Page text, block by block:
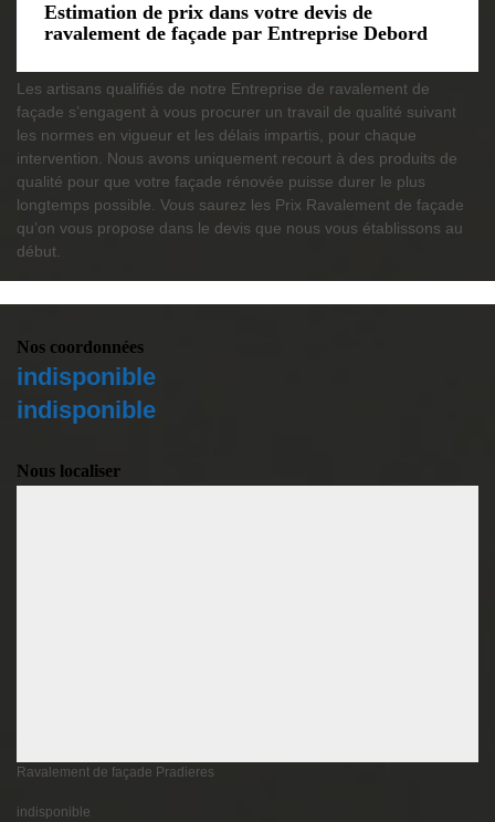
Estimation de prix dans votre devis de
ravalement de façade par Entreprise Debord
Les artisans qualifiés de notre Entreprise de ravalement de
façade s’engagent à vous procurer un travail de qualité suivant
les normes en vigueur et les délais impartis, pour chaque
intervention. Nous avons uniquement recourt à des produits de
qualité pour que votre façade rénovée puisse durer le plus
longtemps possible. Vous saurez les Prix Ravalement de façade
qu’on vous propose dans le devis que nous vous établissons au
début.
Nos coordonnées
indisponible
indisponible
Nous localiser
Ravalement de façade Pradieres
indisponible